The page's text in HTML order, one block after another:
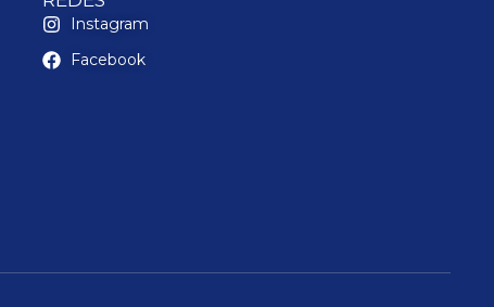
Instagram
Facebook